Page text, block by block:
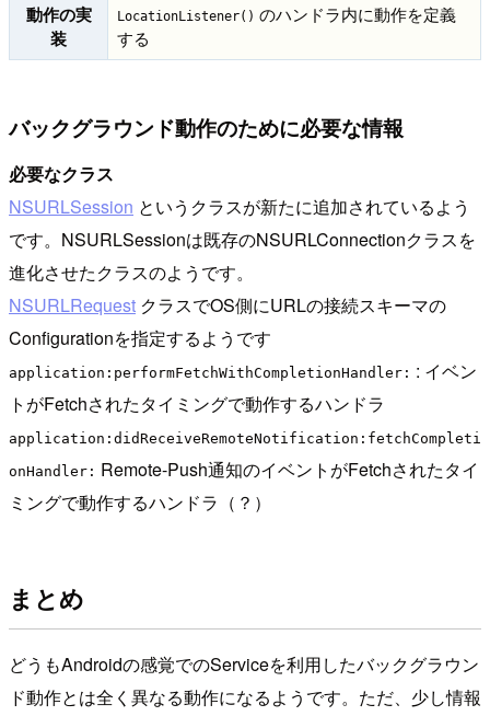
動作の実
装
LocationListener() のハンドラ内に動作を定義
する
バックグラウンド動作のために必要な情報
必要なクラス
NSURLSession というクラスが新たに追加されているよう
です。NSURLSessionは既存のNSURLConnectionクラスを
進化させたクラスのようです。
NSURLRequest クラスでOS側にURLの接続スキーマの
Configurationを指定するようです
application:performFetchWithCompletionHandler: : イベン
トがFetchされたタイミングで動作するハンドラ
application:didReceiveRemoteNotification:fetchCompleti
onHandler: Remote-Push通知のイベントがFetchされたタイ
ミングで動作するハンドラ（？）
まとめ
どうもAndroidの感覚でのServiceを利用したバックグラウン
ド動作とは全く異なる動作になるようです。ただ、少し情報